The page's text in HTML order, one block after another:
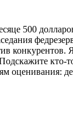
500